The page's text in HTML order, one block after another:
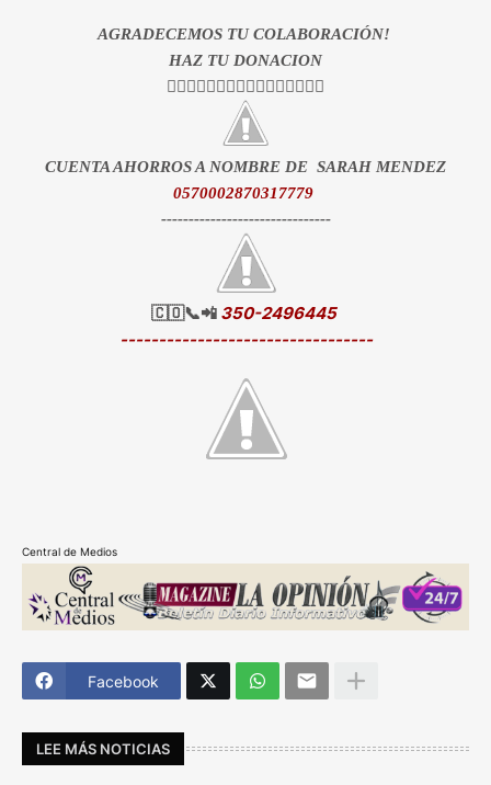
AGRADECEMOS TU COLABORACIÓN!
HAZ TU DONACION
👇🏻👇🏻👇🏻👇🏻👇🏻👇🏻👇🏻👇🏻
CUENTA AHORROS A NOMBRE DE SARAH MENDEZ
0570002870317779
-------------------------------
🇨🇴📞📲 350-2496445
---------------------------------
Central de Medios
Facebook
LEE MÁS NOTICIAS